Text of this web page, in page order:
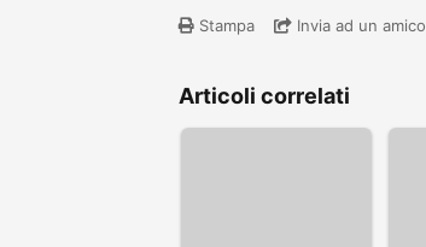
Stampa Invia ad un amico
Articoli correlati